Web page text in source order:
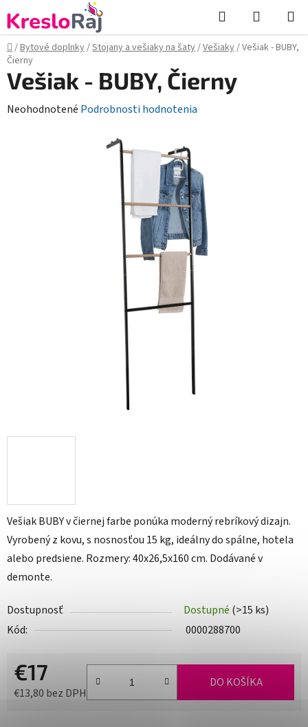
na
obsah
Hľadať
KOŠÍK
Domov
/Bytové doplnky/Stojany a vešiaky na šaty/Vešiaky/Vešiak - BUBY,
Čierny
Vešiak BUBY v čiernej farbe ponúka moderný rebríkový dizajn.
Vyrobený z kovu, s nosnosťou 15 kg, ideálny do spálne, hotela
alebo predsiene. Rozmery: 40x26,5x160 cm. Dodávané v
demonte.
Dostupnosť Dostupné (>15 ks)
Kód:
0000288700
€17
€13,80 bez DPH
DO KOŠÍKA
Vešiak - BUBY, Čierny
Priemerné
Neohodnotené Podrobnosti hodnotenia